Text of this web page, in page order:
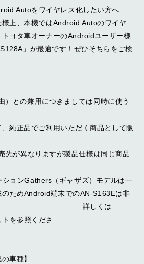
Autoをワイヤレス化したい方へ
様上、本機ではAndroid Autoのワイヤ
ヨタ車オーナーのAndroidユーザー様
」が最適です！ぜひそちらをご検
との兼用につきましては同時に使う
純正品でご利用いただく商品として販
先が異なりますが製品仕様は同じ商品
ョンGathers（ギャザズ）モデルは一
ためAndroid端末でのAN-S163Eは非
す。 詳しくは
を参照くださ
車種】